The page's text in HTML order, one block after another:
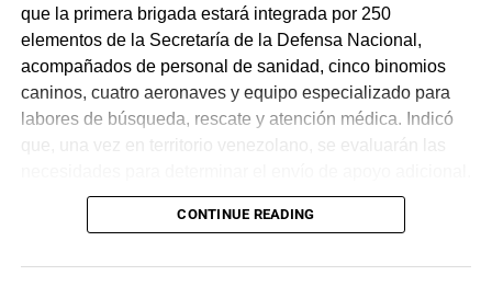
que la primera brigada estará integrada por 250
elementos de la Secretaría de la Defensa Nacional,
acompañados de personal de sanidad, cinco binomios
caninos, cuatro aeronaves y equipo especializado para
labores de búsqueda, rescate y atención médica. Indicó
que, una vez en territorio venezolano, se evaluarán las
De acuerdo con reportes oficiales, los sismos alcanzaron
principalmente en el estado de La Guaira, así como
CONTINUE READING